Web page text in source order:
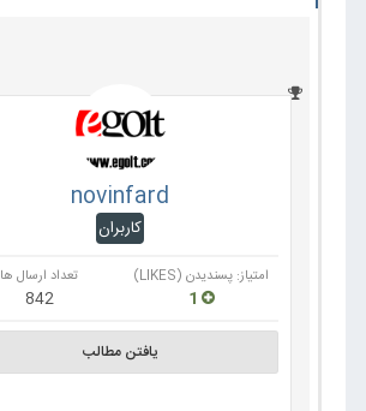
novinfard
کاربران
امتیاز: پسندیدن (LIKES) تعداد ارسال ها
842
یافتن مطالب